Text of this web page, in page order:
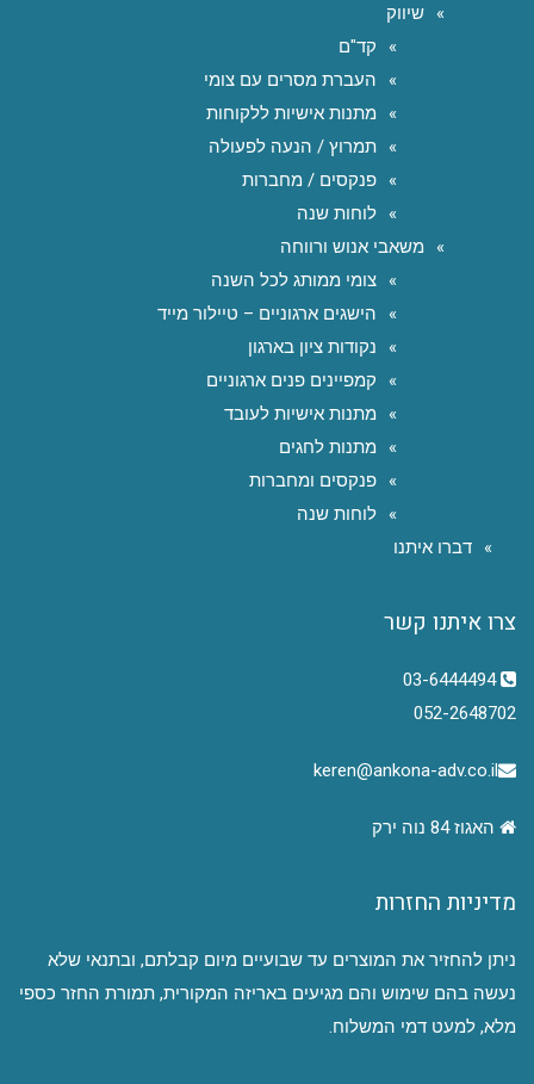
שיווק
קד"ם
העברת מסרים עם צומי
מתנות אישיות ללקוחות
תמרוץ / הנעה לפעולה
פנקסים / מחברות
לוחות שנה
משאבי אנוש ורווחה
צומי ממותג לכל השנה
הישגים ארגוניים – טיילור מייד
נקודות ציון בארגון
קמפיינים פנים ארגוניים
מתנות אישיות לעובד
מתנות לחגים
פנקסים ומחברות
לוחות שנה
דברו איתנו
צרו איתנו קשר
03-6444494
052-2648702
keren@ankona-adv.co.il
האגוז 84 נוה ירק
מדיניות החזרות
ניתן להחזיר את המוצרים עד שבועיים מיום קבלתם, ובתנאי שלא
נעשה בהם שימוש והם מגיעים באריזה המקורית, תמורת החזר כספי
מלא, למעט דמי המשלוח.